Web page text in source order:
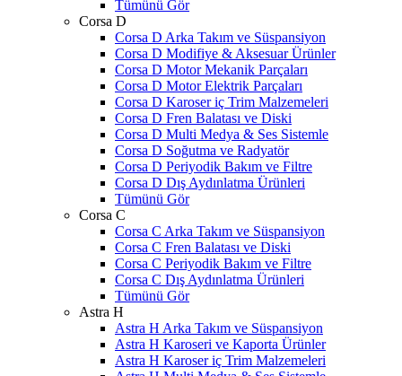
Tümünü Gör
Corsa D
Corsa D Arka Takım ve Süspansiyon
Corsa D Modifiye & Aksesuar Ürünler
Corsa D Motor Mekanik Parçaları
Corsa D Motor Elektrik Parçaları
Corsa D Karoser iç Trim Malzemeleri
Corsa D Fren Balatası ve Diski
Corsa D Multi Medya & Ses Sistemle
Corsa D Soğutma ve Radyatör
Corsa D Periyodik Bakım ve Filtre
Corsa D Dış Aydınlatma Ürünleri
Tümünü Gör
Corsa C
Corsa C Arka Takım ve Süspansiyon
Corsa C Fren Balatası ve Diski
Corsa C Periyodik Bakım ve Filtre
Corsa C Dış Aydınlatma Ürünleri
Tümünü Gör
Astra H
Astra H Arka Takım ve Süspansiyon
Astra H Karoseri ve Kaporta Ürünler
Astra H Karoser iç Trim Malzemeleri